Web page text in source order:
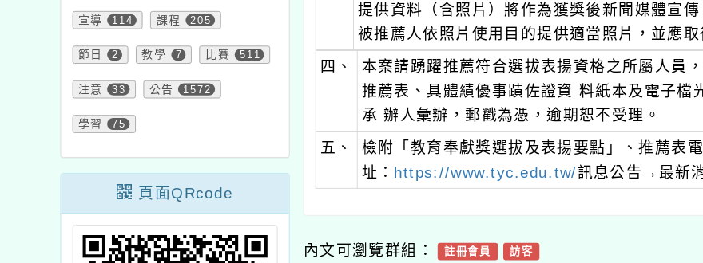
宣導 114 課程 205
節日 2 教學 7 比賽 511
注意 33 公告 1572
學習 75
頁面QRcode
提供資料（含照片）將作為獲獎後新聞媒體宣
被推薦人依照片使用目的提供適當照片，並應
四、 本案請踴躍推薦符合選拔表揚資格之所屬人員
推薦表、具體績優事蹟佐證資 料紙本及電子檔
承 辦人彙辦，郵戳為憑，逾期恕不受理。
五、 檢附「教育奉獻獎選拔及表揚要點」、推薦表
址： https://www.tyc.edu.tw/訊息公告→最新
內文可瀏覽群組： 註冊會員 訪客